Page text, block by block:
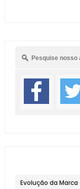
Evolução da Marca